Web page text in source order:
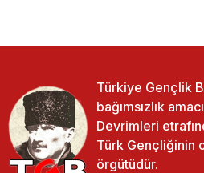
Türkiye Gençlik
bağımsızlık
Devrimleri
Türk Gençliğinin
örgütüdür.